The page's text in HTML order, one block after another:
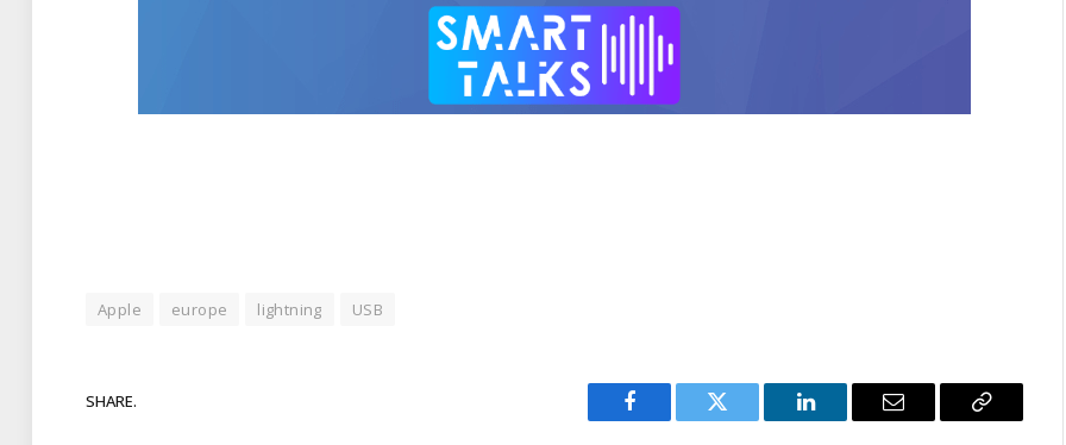
Apple europe lightning USB
SHARE.
Facebook Twitter LinkedIn Email
Copy